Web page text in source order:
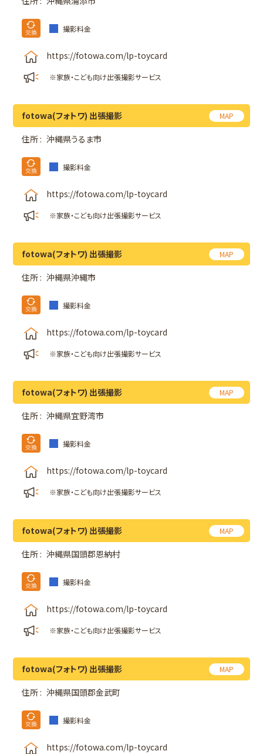
撮影料金
https://fotowa.com/lp-toycard
※家族・こども向け出張撮影サービス
fotowa(フォトワ) 出張撮影 MAP
住所 : 沖縄県うるま市
撮影料金
https://fotowa.com/lp-toycard
※家族・こども向け出張撮影サービス
fotowa(フォトワ) 出張撮影 MAP
住所 : 沖縄県沖縄市
撮影料金
https://fotowa.com/lp-toycard
※家族・こども向け出張撮影サービス
fotowa(フォトワ) 出張撮影 MAP
住所 : 沖縄県宜野湾市
撮影料金
https://fotowa.com/lp-toycard
※家族・こども向け出張撮影サービス
fotowa(フォトワ) 出張撮影 MAP
住所 : 沖縄県国頭郡恩納村
撮影料金
https://fotowa.com/lp-toycard
※家族・こども向け出張撮影サービス
fotowa(フォトワ) 出張撮影 MAP
住所 : 沖縄県国頭郡金武町
撮影料金
https://fotowa.com/lp-toycard